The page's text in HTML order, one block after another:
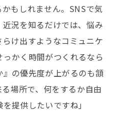
もしれません。SNSで気
況を知るだけでは、悩み
け出すようなコミュニケ
かく時間がつくれるなら
』の優先度が上がるのも頷
場所で、何をするか自由
提供したいですね」